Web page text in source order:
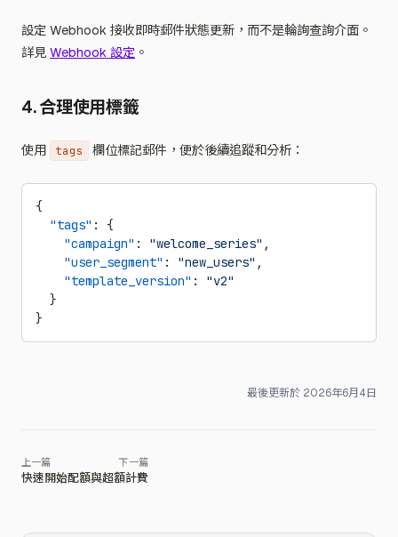
設定 Webhook 接收即時郵件狀態更新，而不是輪詢查詢介面。
詳見 Webhook 設定 。
4. 合理使用標籤
使用 tags 欄位標記郵件，便於後續追蹤和分析：
{
  "tags"
: {
    "campaign"
: "welcome_series" ,
    "user_segment"
: "new_users" ,
    "template_version"
: "v2"
  }
}
最後更新於 2026年6月4日
快速開始配額與超額計費